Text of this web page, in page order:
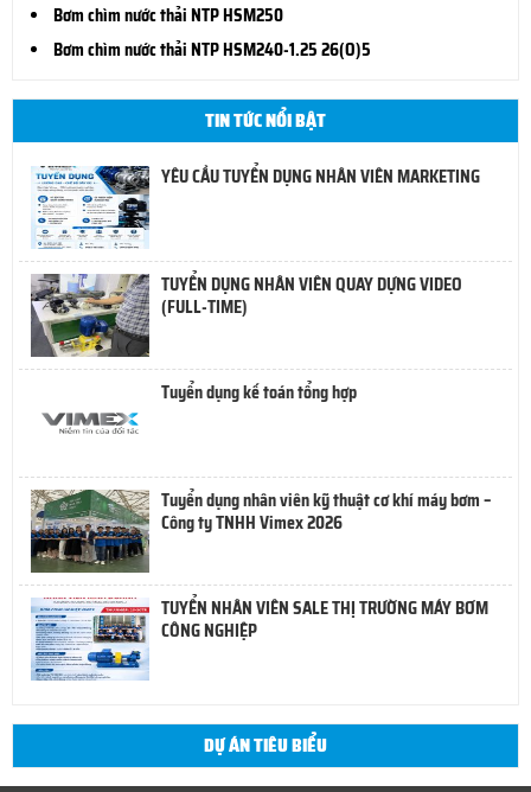
Bơm chìm nước thải NTP HSM250
Bơm chìm nước thải NTP HSM240-1.25 26(O)5
TIN TỨC NỔI BẬT
YÊU CẦU TUYỂN DỤNG NHÂN VIÊN MARKETING
TUYỂN DỤNG NHÂN VIÊN QUAY DỰNG VIDEO
(FULL-TIME)
Tuyển dụng kế toán tổng hợp
Tuyển dụng nhân viên kỹ thuật cơ khí máy bơm –
Công ty TNHH Vimex 2026
TUYỂN NHÂN VIÊN SALE THỊ TRƯỜNG MÁY BƠM
CÔNG NGHIỆP
DỰ ÁN TIÊU BIỂU